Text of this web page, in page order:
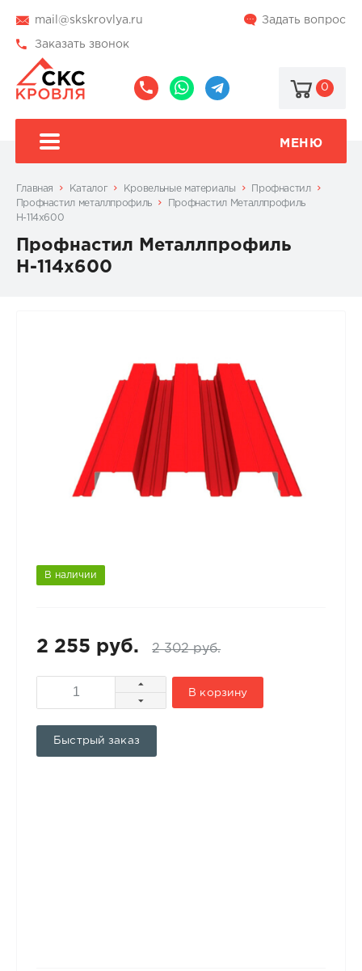
mail@skskrovlya.ru Задать вопрос
Заказать звонок
0
МЕНЮ
Главная Каталог Кровельные материалы
Профнастил
Профнастил металлпрофиль
Профнастил Металлпрофиль
Н-114х600
Профнастил Металлпрофиль
Н-114х600
В наличии
2 255 руб. 2 302 руб.
В корзину
Быстрый заказ